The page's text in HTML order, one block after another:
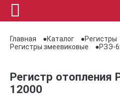
Главная Каталог
Регистры
Регистры змеевиковые
РЗЭ-
Регистр отопления
12000